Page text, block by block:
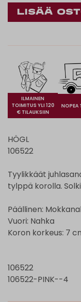
ILMAINEN
TOIMITUS YLI 120
€ TILAUKSIIN
NOPEA
HÖGL
106522
Tyylikkäät
tylppä korolla.
Päällinen:
Vuori: Nahka
Koron korkeus: 7
106522
106522-PINK--4